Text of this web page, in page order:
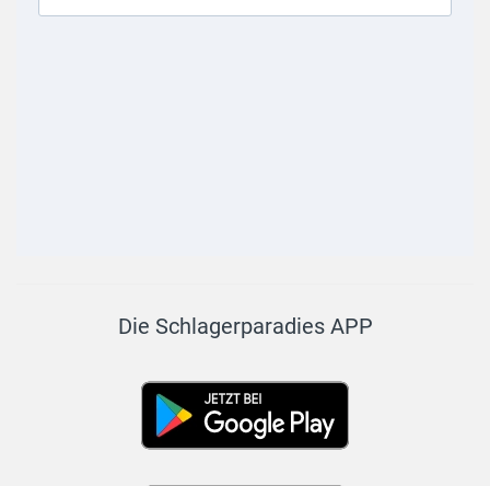
Die Schlagerparadies APP